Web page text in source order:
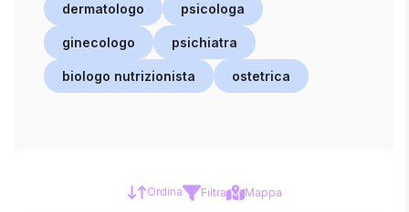
dermatologo psicologa
ginecologo psichiatra
biologo nutrizionista ostetrica
Ordina Filtra Mappa